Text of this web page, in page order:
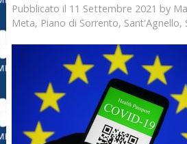
Pubblicato il 11 Settembre 2021 by
Meta, Piano di Sorrento, Sant'Agnello,